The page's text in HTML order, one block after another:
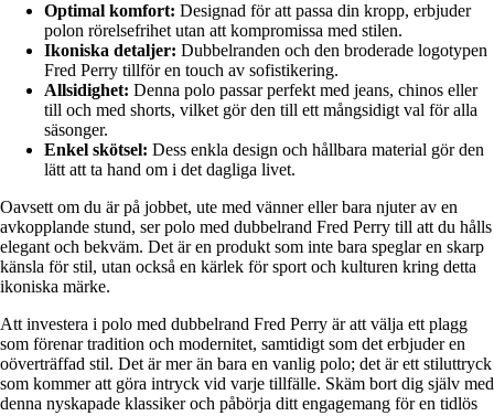
Optimal komfort: Designad för att passa din kropp, erbjuder
polon rörelsefrihet utan att kompromissa med stilen.
Ikoniska detaljer: Dubbelranden och den broderade logotypen
Fred Perry tillför en touch av sofistikering.
Allsidighet: Denna polo passar perfekt med jeans, chinos eller
till och med shorts, vilket gör den till ett mångsidigt val för alla
säsonger.
Enkel skötsel: Dess enkla design och hållbara material gör den
lätt att ta hand om i det dagliga livet.
Oavsett om du är på jobbet, ute med vänner eller bara njuter av en
avkopplande stund, ser polo med dubbelrand Fred Perry till att du hålls
elegant och bekväm. Det är en produkt som inte bara speglar en skarp
känsla för stil, utan också en kärlek för sport och kulturen kring detta
ikoniska märke.
Att investera i polo med dubbelrand Fred Perry är att välja ett plagg
som förenar tradition och modernitet, samtidigt som det erbjuder en
oöverträffad stil. Det är mer än bara en vanlig polo; det är ett stiluttryck
som kommer att göra intryck vid varje tillfälle. Skäm bort dig själv med
denna nyskapade klassiker och påbörja ditt engagemang för en tidlös